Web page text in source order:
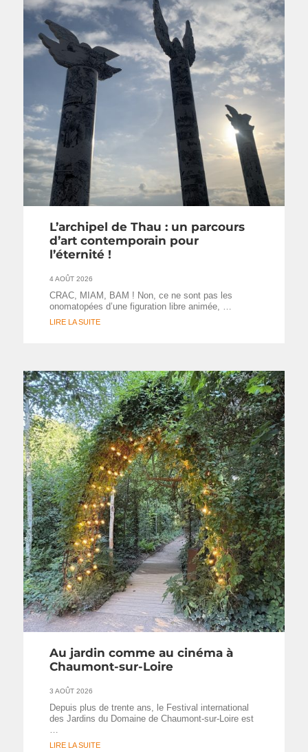
L’archipel de Thau : un parcours
d’art contemporain pour
l’éternité !
4 AOÛT 2026
CRAC, MIAM, BAM ! Non, ce ne sont pas les
onomatopées d’une figuration libre animée, …
LIRE LA SUITE
Au jardin comme au cinéma à
Chaumont-sur-Loire
3 AOÛT 2026
Depuis plus de trente ans, le Festival international
des Jardins du Domaine de Chaumont-sur-Loire est
LIRE LA SUITE